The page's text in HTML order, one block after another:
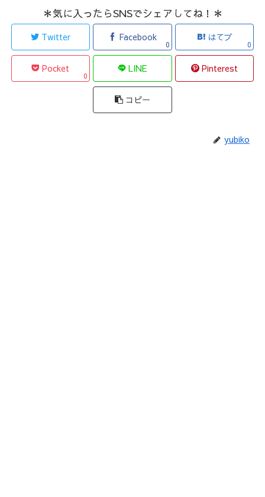
＊気に入ったらSNSでシェアしてね！＊
Twitter Facebook
0
はてブ
0
Pocket
0
LINE Pinterest
コピー
yubiko